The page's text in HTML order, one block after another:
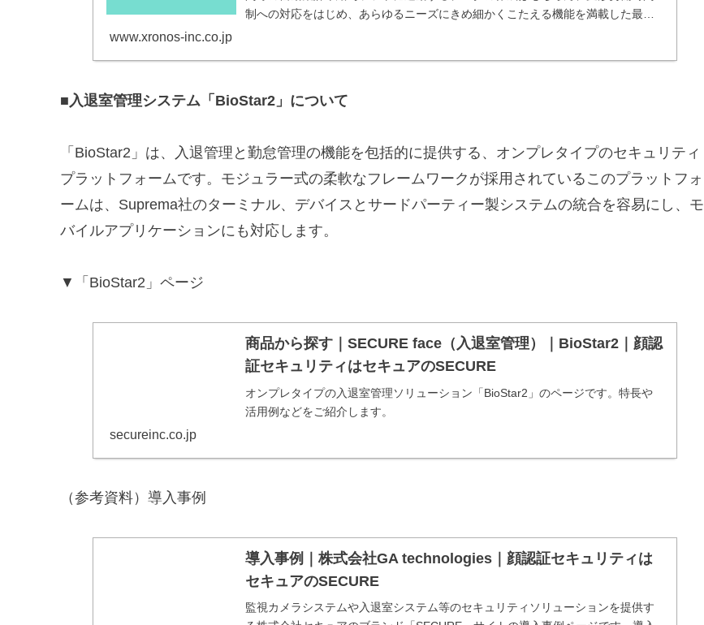
制への対応をはじめ、あらゆるニーズにきめ細かくこたえる機能を満載した最新
www.xronos-inc.co.jp
■入退室管理システム「BioStar2」について
「BioStar2」は、入退管理と勤怠管理の機能を包括的に提供する、オンプレタイプのセキュリティ
プラットフォームです。モジュラー式の柔軟なフレームワークが採用されているこのプラットフォ
ームは、Suprema社のターミナル、デバイスとサードパーティー製システムの統合を容易にし、モ
バイルアプリケーションにも対応します。
▼「BioStar2」ページ
商品から探す｜SECURE face（入退室管理）｜BioStar2｜顔認
証セキュリティはセキュアのSECURE
オンプレタイプの入退室管理ソリューション「BioStar2」のページです。特長や
活用例などをご紹介します。
secureinc.co.jp
（参考資料）導入事例
導入事例｜株式会社GA technologies｜顔認証セキュリティは
セキュアのSECURE
監視カメラシステムや入退室システム等のセキュリティソリューションを提供す